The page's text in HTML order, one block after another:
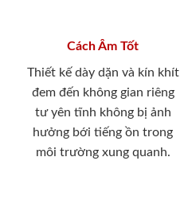
Cách Âm Tốt
Thiết kế dày dặn và kín khít
đem đến không gian riêng
tư yên tĩnh không bị ảnh
hưởng bới tiếng ồn trong
môi trường xung quanh.